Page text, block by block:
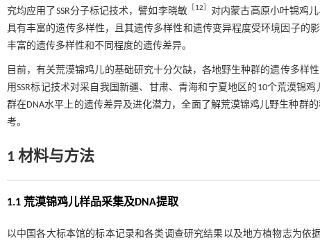
究均应用了SSR分子标记技术，譬如李晓敏［12］ 对内蒙古高原小叶锦鸡
具有丰富的遗传多样性，且其遗传多样性和遗传变异程度受环境因子的
丰富的遗传多样性和不同程度的遗传差异。
目前，有关荒漠锦鸡儿的基础研究十分欠缺，各地野生种群的遗传多样
用SSR标记技术对采自我国新疆、甘肃、青海和宁夏地区的10个荒漠锦
群在DNA水平上的遗传差异及进化潜力，全面了解荒漠锦鸡儿野生种群
考。
1 材料与方法
1.1 荒漠锦鸡儿样品采集及DNA提取
以中国各大标本馆的标本记录和各类调查研究结果以及地方植物志为